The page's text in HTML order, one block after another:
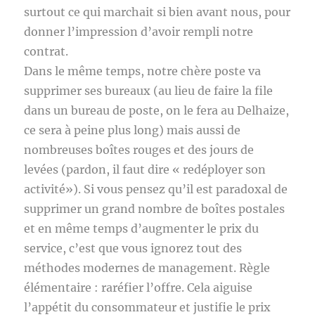
surtout ce qui marchait si bien avant nous, pour
donner l’impression d’avoir rempli notre
contrat.
Dans le même temps, notre chère poste va
supprimer ses bureaux (au lieu de faire la file
dans un bureau de poste, on le fera au Delhaize,
ce sera à peine plus long) mais aussi de
nombreuses boîtes rouges et des jours de
levées (pardon, il faut dire « redéployer son
activité»). Si vous pensez qu’il est paradoxal de
supprimer un grand nombre de boîtes postales
et en même temps d’augmenter le prix du
service, c’est que vous ignorez tout des
méthodes modernes de management. Règle
élémentaire : raréfier l’offre. Cela aiguise
l’appétit du consommateur et justifie le prix